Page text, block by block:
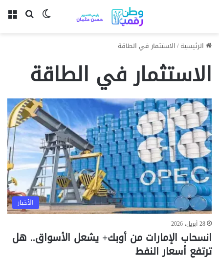
بحث عنالوضع
الرئيسية/الاستثمار في الطاقة
الاستثمار في الطاقة
الأخبار
28 أبريل، 2026
انسحاب الإمارات من أوبك+ يشعل الأسواق.. هل
ترتفع أسعار النفط